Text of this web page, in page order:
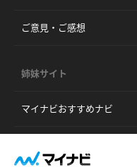
ご意見・ご感想
姉妹サイト
マイナビおすすめナビ